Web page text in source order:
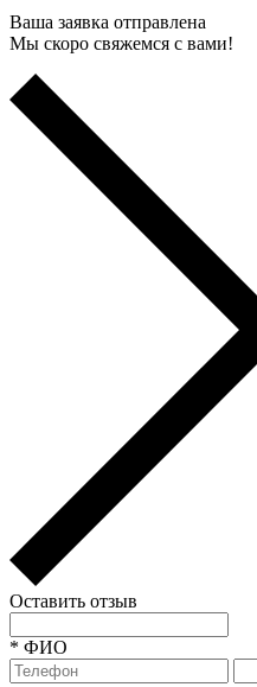
Ваша заявка отправлена
Мы скоро свяжемся с вами!
Оставить отзыв
* ФИО